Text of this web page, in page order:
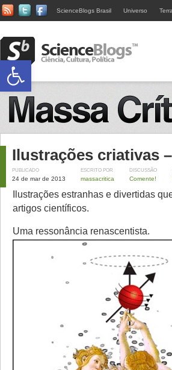
ScienceBlogs Brasil Universo Terra
Ilustrações criativas
PUBLICADO
24 de mar de 2013
ESCRITO POR
massacritica
DISCUSSÃO
Comente!
Ilustrações estranhas e divertidas
artigos científicos.
Uma ressonância renascentista.
Abrir a barra de